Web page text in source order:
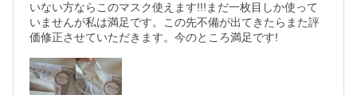
いない方ならこのマスク使えます!!!まだ一枚目しか使って
いませんが私は満足です。この先不備が出てきたらまた評
価修正させていただきます。今のところ満足です!